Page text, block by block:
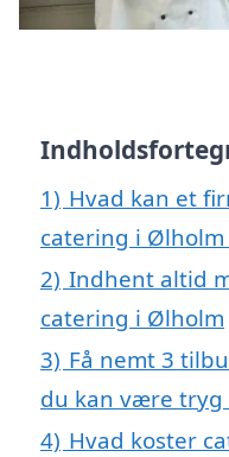
1) Hvad kan et
catering i
2) Indhent altid
catering i Ølholm
3) Få nemt 3
du kan være tryg
4) Hvad koster